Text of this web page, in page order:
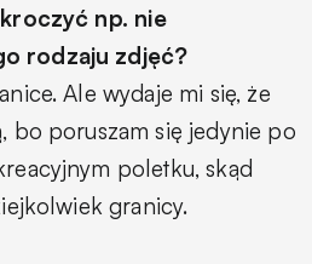
np. nie
rodzaju zdjęć?
Ale wydaje mi się, że
bo poruszam się jedynie po
poletku, skąd
granicy.